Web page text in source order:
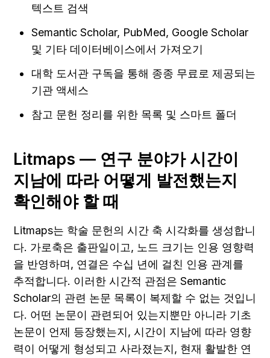
텍스트 검색
Semantic Scholar, PubMed, Google Scholar
및 기타 데이터베이스에서 가져오기
대학 도서관 구독을 통해 종종 무료로 제공되는
기관 액세스
참고 문헌 정리를 위한 목록 및 스마트 폴더
Litmaps — 연구 분야가 시간이
지남에 따라 어떻게 발전했는지
확인해야 할 때
Litmaps는 학술 문헌의 시간 축 시각화를 생성합니
다. 가로축은 출판일이고, 노드 크기는 인용 영향력
을 반영하며, 연결은 수십 년에 걸친 인용 관계를
추적합니다. 이러한 시간적 관점은 Semantic
Scholar의 관련 논문 목록이 복제할 수 없는 것입니
다. 어떤 논문이 관련되어 있는지뿐만 아니라 기초
논문이 언제 등장했는지, 시간이 지남에 따라 영향
력이 어떻게 형성되고 사라졌는지, 현재 활발한 연